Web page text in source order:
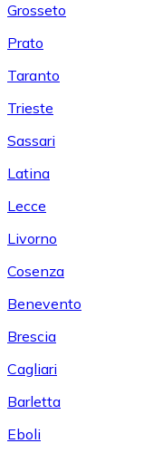
Grosseto
Prato
Taranto
Trieste
Sassari
Latina
Lecce
Livorno
Cosenza
Benevento
Brescia
Cagliari
Barletta
Eboli